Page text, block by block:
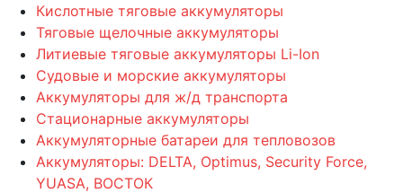
Кислотные тяговые аккумуляторы
Тяговые щелочные аккумуляторы
Литиевые тяговые аккумуляторы Li-Ion
Судовые и морские аккумуляторы
Аккумуляторы для ж/д транспорта
Стационарные аккумуляторы
Аккумуляторные батареи для тепловозов
Аккумуляторы: DELTA, Optimus, Security Force,
YUASA, ВОСТОК